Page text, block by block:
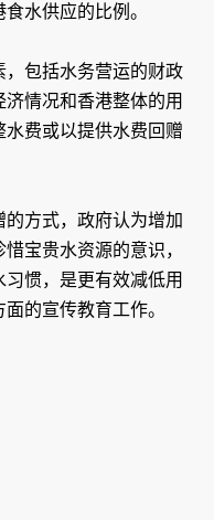
水供应的比例。
，包括水务营运的财政
情况和香港整体的用
费或以提供水费回赠
方式，政府认为增加
宝贵水资源的意识，
惯，是更有效减低用
的宣传教育工作。